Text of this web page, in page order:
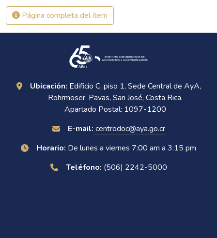
Página completa del ítem
Ubicación: Edificio C, piso 1, Sede Central de AyA,
Rohrmoser, Pavas, San José, Costa Rica.
Apartado Postal: 1097-1200
E-mail: centrodoc@aya.go.cr
Horario: De lunes a viernes 7:00 am a 3:15 pm
Teléfono: (506) 2242-5000